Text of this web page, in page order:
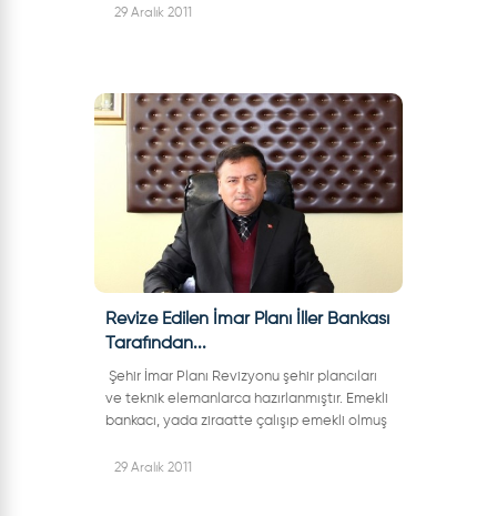
doğru kullanma yöntemi, ilk yardım
29 Aralık 2011
Revize Edilen İmar Planı İller Bankası
Tarafından...
Şehir İmar Planı Revizyonu şehir plancıları
ve teknik elemanlarca hazırlanmıştır. Emekli
bankacı, yada ziraatte çalışıp emekli olmuş
uzman ekiplerce hazırlanm...
29 Aralık 2011